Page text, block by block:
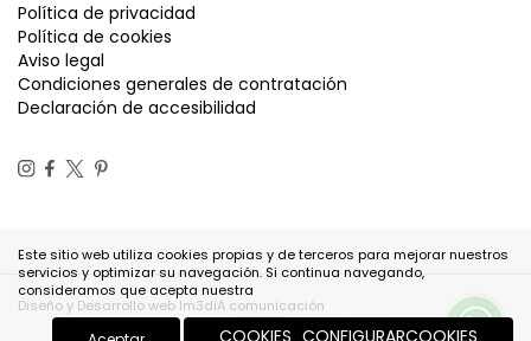
Política de privacidad
Política de cookies
Aviso legal
Condiciones generales de contratación
Declaración de accesibilidad
Diseño y Desarrollo web Im3diA comunicación
Este sitio web utiliza cookies propias y de terceros para mejorar nuestros
servicios y optimizar su navegación. Si continua navegando,
consideramos que acepta nuestra
COOKIES_CONFIGURARCOOKIES